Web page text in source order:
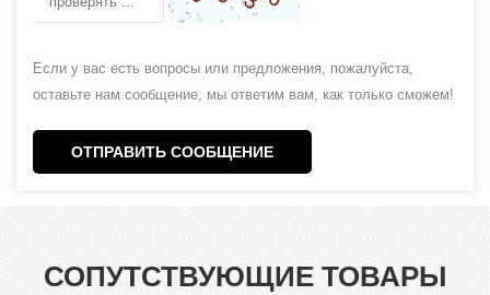
Если у вас есть вопросы или предложения, пожалуйста,
оставьте нам сообщение, мы ответим вам, как только сможем!
ОТПРАВИТЬ СООБЩЕНИЕ
СОПУТСТВУЮЩИЕ ТОВАРЫ